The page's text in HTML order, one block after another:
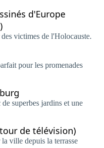
d'Europe
victimes de l'Holocauste.
pour les promenades
superbes jardins et une
de télévision)
ville depuis la terrasse